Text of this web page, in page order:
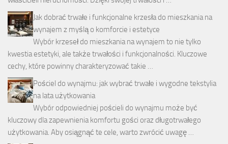
Jak dobrać trwałe i funkcjonalne krzesła do mieszkania na
wynajem z myślą o komforcie i estetyce
Wybór krzeseł do mieszkania na wynajem to nie tylko
kwestia estetyki, ale także trwałości i funkcjonalności. Kluczowe
cechy, które powinny charakteryzować takie …
Pościel do wynajmu: jak wybrać trwałe i wygodne tekstylia
na lata użytkowania
Wybór odpowiedniej pościeli do wynajmu może być
kluczowy dla zapewnienia komfortu gości oraz długotrwałego
użytkowania. Aby osiągnąć te cele, warto zwrócić uwagę …